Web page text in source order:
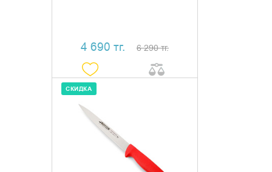
4 690 тг. 6 290 тг.
СКИДКА
ДОБАВИТЬ В КОРЗИНУ
КУПИТЬ В 1 КЛИК